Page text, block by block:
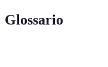
Glossario